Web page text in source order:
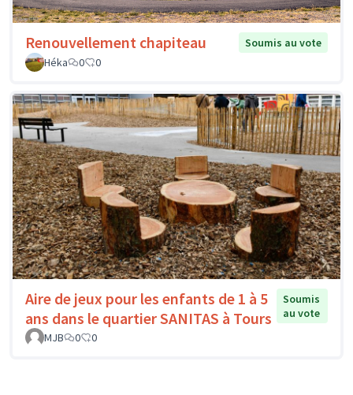
Renouvellement chapiteau
Soumis au vote
Héka
0 0
Aire de jeux pour les enfants de 1 à 5
ans dans le quartier SANITAS à Tours
Soumis
au vote
MJB
0 0